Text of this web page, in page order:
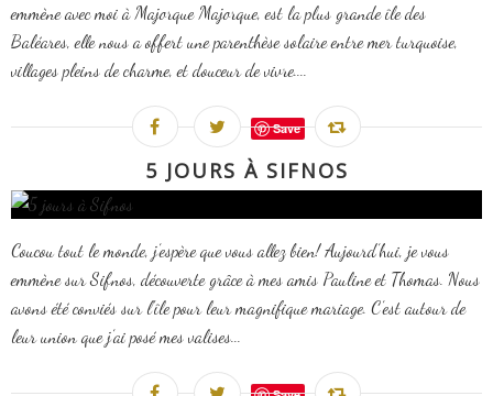
emmène avec moi à Majorque Majorque, est la plus grande île des
Baléares, elle nous a offert une parenthèse solaire entre mer turquoise,
villages pleins de charme, et douceur de vivre....
Save
5 JOURS À SIFNOS
Coucou tout le monde, j’espère que vous allez bien! Aujourd’hui, je vous
emmène sur Sifnos, découverte grâce à mes amis Pauline et Thomas. Nous
avons été conviés sur l'île pour leur magnifique mariage. C’est autour de
leur union que j’ai posé mes valises...